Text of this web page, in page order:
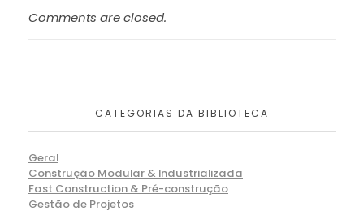
Comments are closed.
CATEGORIAS DA BIBLIOTECA
Geral
Construção Modular & Industrializada
Fast Construction & Pré-construção
Gestão de Projetos